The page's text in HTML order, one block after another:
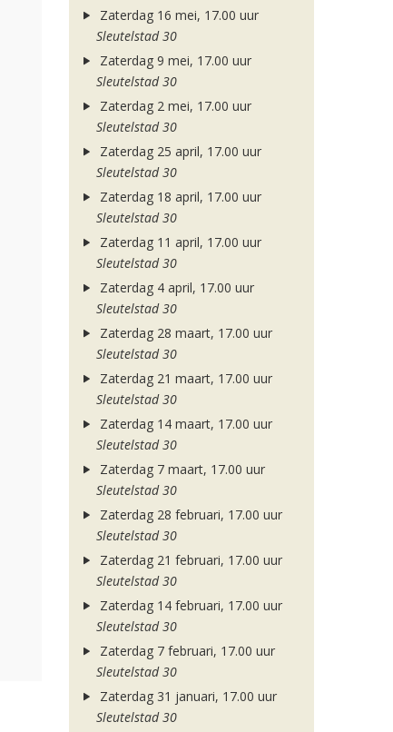
Zaterdag 16 mei, 17.00 uur
Sleutelstad 30
Zaterdag 9 mei, 17.00 uur
Sleutelstad 30
Zaterdag 2 mei, 17.00 uur
Sleutelstad 30
Zaterdag 25 april, 17.00 uur
Sleutelstad 30
Zaterdag 18 april, 17.00 uur
Sleutelstad 30
Zaterdag 11 april, 17.00 uur
Sleutelstad 30
Zaterdag 4 april, 17.00 uur
Sleutelstad 30
Zaterdag 28 maart, 17.00 uur
Sleutelstad 30
Zaterdag 21 maart, 17.00 uur
Sleutelstad 30
Zaterdag 14 maart, 17.00 uur
Sleutelstad 30
Zaterdag 7 maart, 17.00 uur
Sleutelstad 30
Zaterdag 28 februari, 17.00 uur
Sleutelstad 30
Zaterdag 21 februari, 17.00 uur
Sleutelstad 30
Zaterdag 14 februari, 17.00 uur
Sleutelstad 30
Zaterdag 7 februari, 17.00 uur
Sleutelstad 30
Zaterdag 31 januari, 17.00 uur
Sleutelstad 30